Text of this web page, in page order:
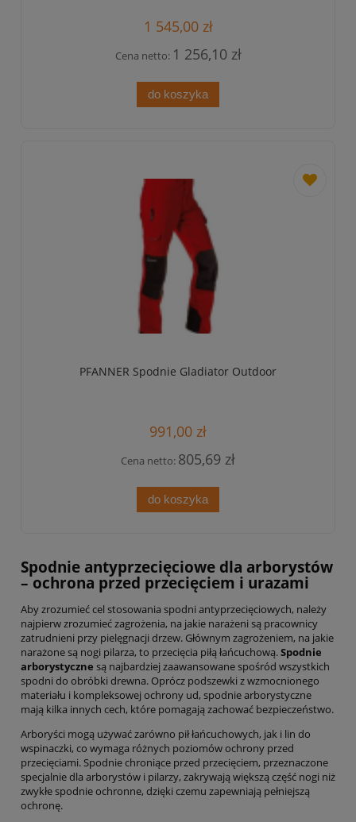
1 545,00 zł
Cena netto: 1 256,10 zł
do koszyka
dodaj
PFANNER Spodnie Gladiator Outdoor
991,00 zł
Cena netto: 805,69 zł
do koszyka
Spodnie antyprzecięciowe dla arborystów
– ochrona przed przecięciem i urazami
Aby zrozumieć cel stosowania spodni antyprzecięciowych, należy
najpierw zrozumieć zagrożenia, na jakie narażeni są pracownicy
zatrudnieni przy pielęgnacji drzew. Głównym zagrożeniem, na jakie
narażone są nogi pilarza, to przecięcia piłą łańcuchową.Spodnie
arborystyczne są najbardziej zaawansowane spośród wszystkich
spodni do obróbki drewna. Oprócz podszewki z wzmocnionego
materiału i kompleksowej ochrony ud, spodnie arborystyczne
mają kilka innych cech, które pomagają zachować bezpieczeństwo.
Arboryści mogą używać zarówno pił łańcuchowych, jak i lin do
wspinaczki, co wymaga różnych poziomów ochrony przed
przecięciami. Spodnie chroniące przed przecięciem, przeznaczone
specjalnie dla arborystów i pilarzy, zakrywają większą część nogi niż
zwykłe spodnie ochronne, dzięki czemu zapewniają pełniejszą
ochronę.